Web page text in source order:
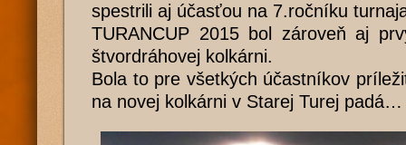
spestrili aj účasťou na 7.ročníku
TURANCUP 2015 bol zároveň aj
štvordráhovej kolkárni.
Bola to pre všetkých účastníkov
na novej kolkárni v Starej Turej padá…